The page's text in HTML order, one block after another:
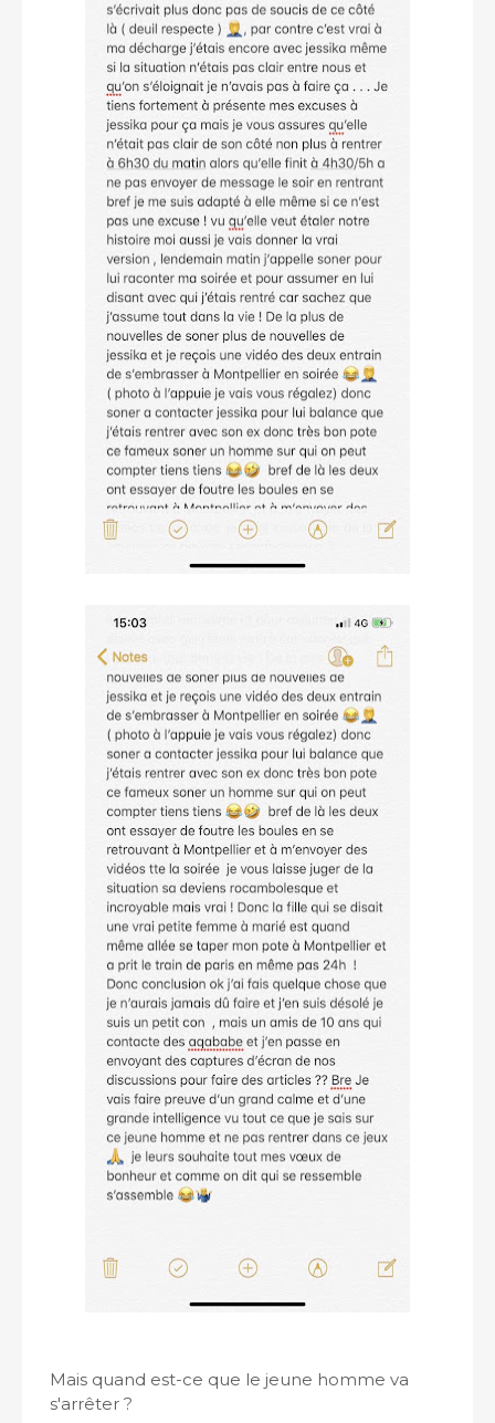
Mais quand est-ce que le jeune homme va
s'arrêter ?